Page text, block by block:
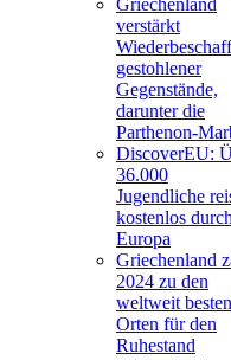
Griechenland
verstärkt
gestohlener
Gegenstände,
darunter die
Parthenon-
DiscoverEU:
36.000
Jugendliche
kostenlos durch
Europa
Griechenland
2024 zu den
weltweit besten
Orten für den
Ruhestand